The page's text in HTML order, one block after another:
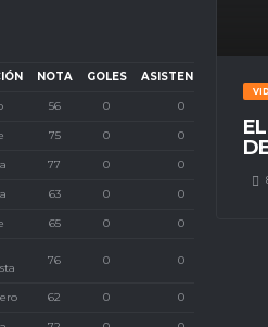
NOTA GOLES ASISTENCIAS
56 0 0
75 0 0
77 0 0
63 0 0
65 0 0
76 0 0
62 0 0